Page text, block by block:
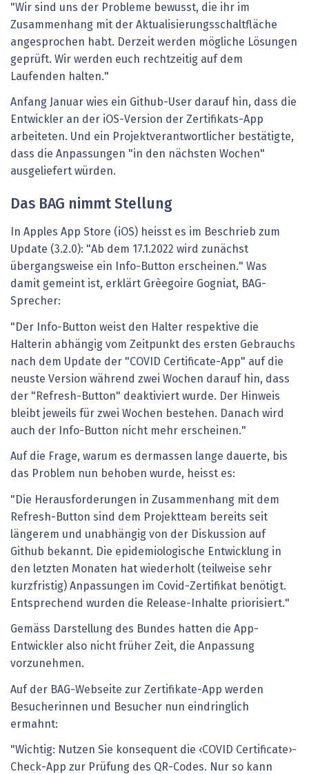
"Wir sind uns der Probleme bewusst, die ihr im
Zusammenhang mit der Aktualisierungsschaltfläche
angesprochen habt. Derzeit werden mögliche Lösungen
geprüft. Wir werden euch rechtzeitig auf dem
Laufenden halten."
Anfang Januar wies ein Github-User darauf hin, dass die
Entwickler an der iOS-Version der Zertifikats-App
arbeiteten. Und ein Projektverantwortlicher bestätigte,
dass die Anpassungen "in den nächsten Wochen"
ausgeliefert würden.
Das BAG nimmt Stellung
In Apples App Store (iOS) heisst es im Beschrieb zum
Update (3.2.0): "Ab dem 17.1.2022 wird zunächst
übergangsweise ein Info-Button erscheinen." Was
damit gemeint ist, erklärt Grèegoire Gogniat, BAG-
Sprecher:
"Der Info-Button weist den Halter respektive die
Halterin abhängig vom Zeitpunkt des ersten Gebrauchs
nach dem Update der "COVID Certificate-App" auf die
neuste Version während zwei Wochen darauf hin, dass
der "Refresh-Button" deaktiviert wurde. Der Hinweis
bleibt jeweils für zwei Wochen bestehen. Danach wird
auch der Info-Button nicht mehr erscheinen."
Auf die Frage, warum es dermassen lange dauerte, bis
das Problem nun behoben wurde, heisst es:
"Die Herausforderungen in Zusammenhang mit dem
Refresh-Button sind dem Projektteam bereits seit
längerem und unabhängig von der Diskussion auf
Github bekannt. Die epidemiologische Entwicklung in
den letzten Monaten hat wiederholt (teilweise sehr
kurzfristig) Anpassungen im Covid-Zertifikat benötigt.
Entsprechend wurden die Release-Inhalte priorisiert."
Gemäss Darstellung des Bundes hatten die App-
Entwickler also nicht früher Zeit, die Anpassung
vorzunehmen.
Auf der BAG-Webseite zur Zertifikate-App werden
Besucherinnen und Besucher nun eindringlich
ermahnt:
"Wichtig: Nutzen Sie konsequent die ‹COVID Certificate›-
Check-App zur Prüfung des QR-Codes. Nur so kann